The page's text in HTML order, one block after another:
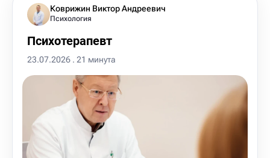
Коврижин Виктор Андреевич
Психология
Психотерапевт
23.07.2026 . 21 минута